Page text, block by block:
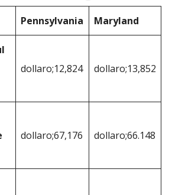
Pennsylvania Maryland
dollaro;12,824 dollaro;13,852
dollaro;67,176 dollaro;66.148